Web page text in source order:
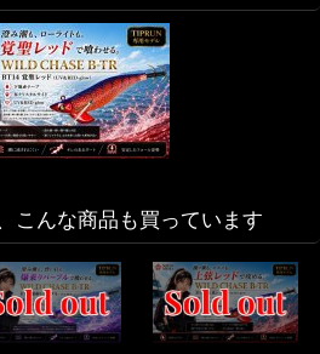
こんな商品も買っています